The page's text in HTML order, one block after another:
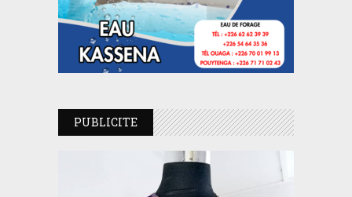
PUBLICITE